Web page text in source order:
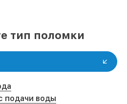
тип поломки
подачи воды